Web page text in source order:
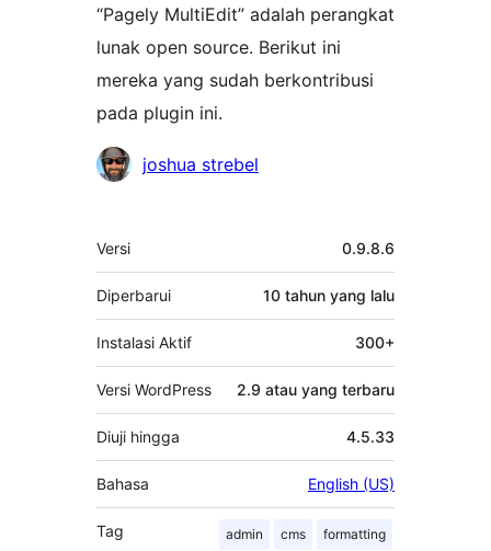
“Pagely MultiEdit” adalah perangkat
lunak open source. Berikut ini
mereka yang sudah berkontribusi
pada plugin ini.
Kontributorjoshua strebel
Meta
Versi 0.9.8.6
Diperbarui 10 tahun yang lalu
Instalasi Aktif 300+
Versi WordPress 2.9 atau yang terbaru
Diuji hingga 4.5.33
Bahasa English (US)
Tag admin cms formatting